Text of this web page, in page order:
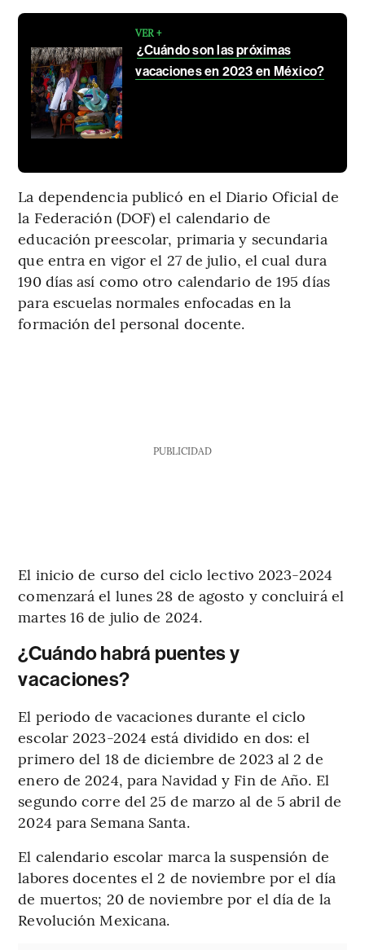
VER +
¿Cuándo son las próximas
vacaciones en 2023 en México?
La dependencia publicó en el Diario Oficial de
la Federación (DOF) el calendario de
educación preescolar, primaria y secundaria
que entra en vigor el 27 de julio, el cual dura
190 días así como otro calendario de 195 días
para escuelas normales enfocadas en la
formación del personal docente.
PUBLICIDAD
El inicio de curso del ciclo lectivo 2023-2024
comenzará el lunes 28 de agosto y concluirá el
martes 16 de julio de 2024.
¿Cuándo habrá puentes y
vacaciones?
El periodo de vacaciones durante el ciclo
escolar 2023-2024 está dividido en dos: el
primero del 18 de diciembre de 2023 al 2 de
enero de 2024, para Navidad y Fin de Año. El
segundo corre del 25 de marzo al de 5 abril de
2024 para Semana Santa.
El calendario escolar marca la suspensión de
labores docentes el 2 de noviembre por el día
de muertos; 20 de noviembre por el día de la
Revolución Mexicana.